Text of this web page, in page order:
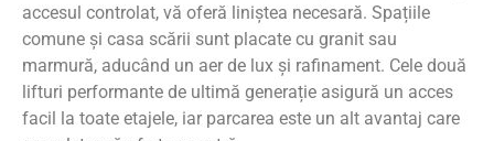
accesul controlat, vă oferă liniștea necesară. Spațiile
comune și casa scării sunt placate cu granit sau
marmură, aducând un aer de lux și rafinament. Cele două
lifturi performante de ultimă generație asigură un acces
facil la toate etajele, iar parcarea este un alt avantaj care